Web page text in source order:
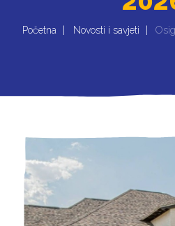
Početna Novosti i savjeti